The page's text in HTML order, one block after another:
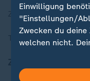
ZDFheute Stories
Themen im Überblick
Einwilligung
"Einstellungen/
Zwecken du
welchen nicht.
in deinen